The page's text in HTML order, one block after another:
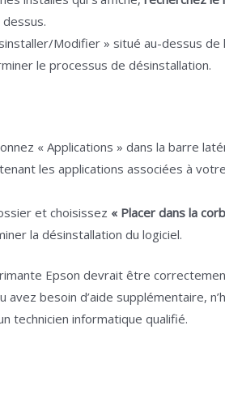
Modifier » situé au-dessus
le processus de désinstallation.
« Applications » dans la barre
les applications associées à
et choisissez « Placer dans la
la désinstallation du logiciel.
Epson devrait être
besoin d’aide supplémentaire,
technicien informatique qualifié.